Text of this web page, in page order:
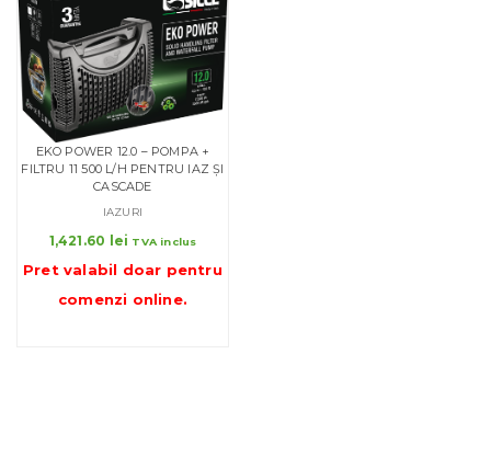
EKO POWER 12.0 – POMPA +
FILTRU 11 500 L/H PENTRU IAZ ȘI
CASCADE
IAZURI
1,421.60 lei TVA inclus
Pret valabil doar pentru
comenzi online.